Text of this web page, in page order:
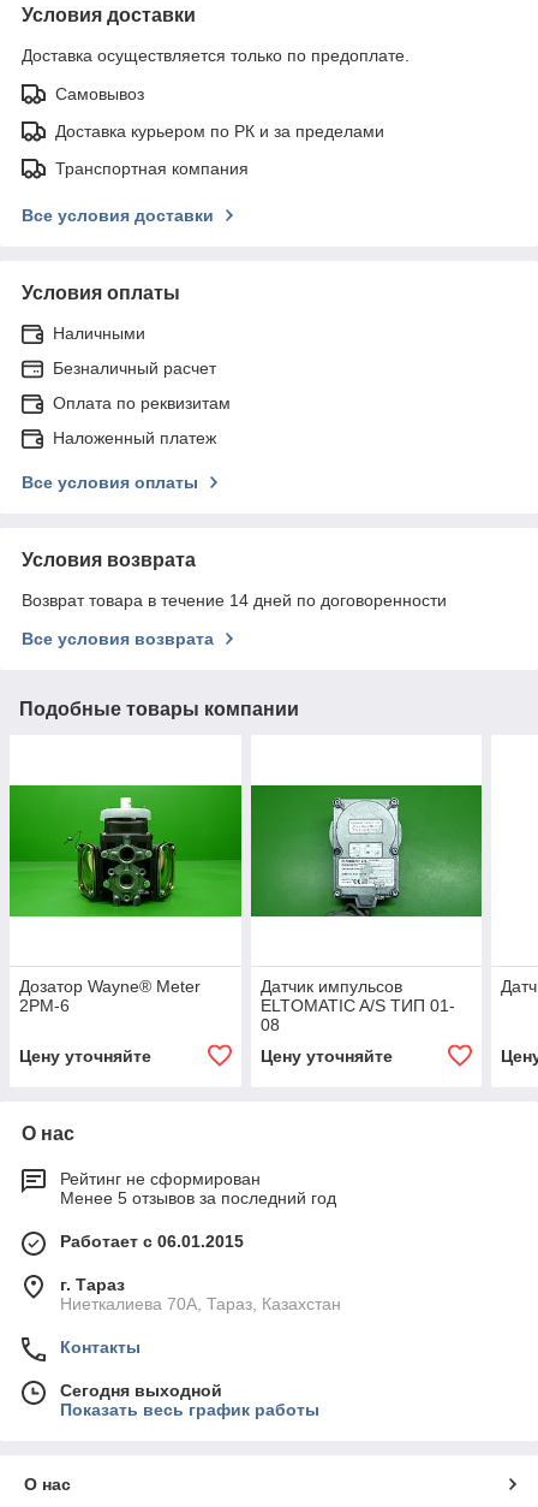
Условия доставки
Доставка осуществляется только по предоплате.
Самовывоз
Доставка курьером по РК и за пределами
Транспортная компания
Все условия доставки
Условия оплаты
Наличными
Безналичный расчет
Оплата по реквизитам
Наложенный платеж
Все условия оплаты
Условия возврата
Возврат товара в течение 14 дней по договоренности
Все условия возврата
Подобные товары компании
Дозатор Wayne® Meter
2PM-6
Цену уточняйте
Датчик импульсов
ELTOMATIC A/S ТИП 01-
08
Цену уточняйте
О нас
Рейтинг не сформирован
Менее 5 отзывов за последний год
Работает с 06.01.2015
г. Тараз
Ниеткалиева 70А, Тараз, Казахстан
Контакты
Сегодня выходной
Показать весь график работы
О нас